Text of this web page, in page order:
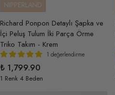
NIPPERLAND
Richard Ponpon Detaylı Şapka ve
İçi Peluş Tulum İki Parça Örme
Triko Takım - Krem
1 değerlendirme
₺ 1,799.90
1 Renk 4 Beden